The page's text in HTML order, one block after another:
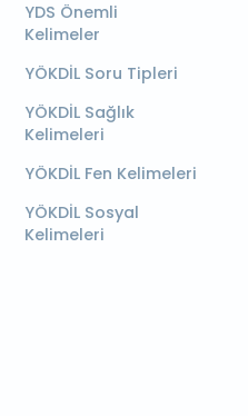
YDS Önemli
Kelimeler
YÖKDİL Soru Tipleri
YÖKDİL Sağlık
Kelimeleri
YÖKDİL Fen Kelimeleri
YÖKDİL Sosyal
Kelimeleri